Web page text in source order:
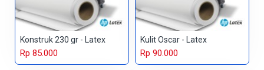
Konstruk 230 gr - Latex
Rp 85.000
Kulit Oscar - Latex
Rp 90.000